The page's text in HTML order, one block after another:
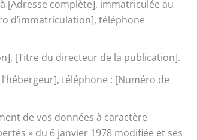
[Adresse complète], immatriculée au
d’immatriculation], téléphone
[Titre du directeur de la publication].
téléphone : [Numéro de
de vos données à caractère
» du 6 janvier 1978 modifiée et ses